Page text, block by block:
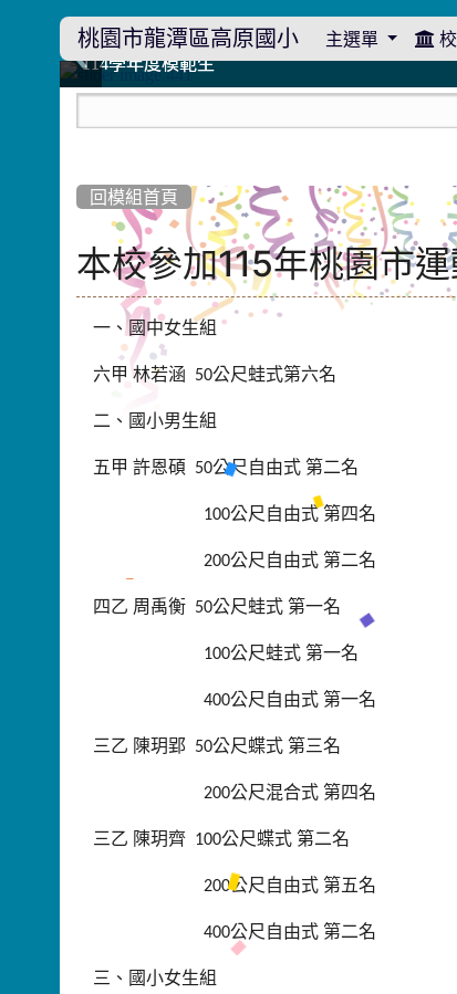
桃園市龍潭區高原國小 主選單
114學年度模範生
114學年度模範生
高原110 追夢向前行
高原110 追夢向前行
橄欖樹群
橄欖樹群
:::
回模組首頁
本校參加115年桃園市
一、國中女生組
六甲 林若涵 50公尺蛙式第六名
二、國小男生組
五甲 許恩碩 50公尺自由式 第二名
100公尺自由式 第四名
200公尺自由式 第二名
四乙 周禹衡50公尺蛙式 第一名
100公尺蛙式 第一名
400公尺自由式 第一名
三乙 陳玥郢 50公尺蝶式 第三名
200公尺混合式 第四名
三乙 陳玥齊100公尺蝶式 第二名
200公尺自由式 第五名
400公尺自由式 第二名
三、國小女生組